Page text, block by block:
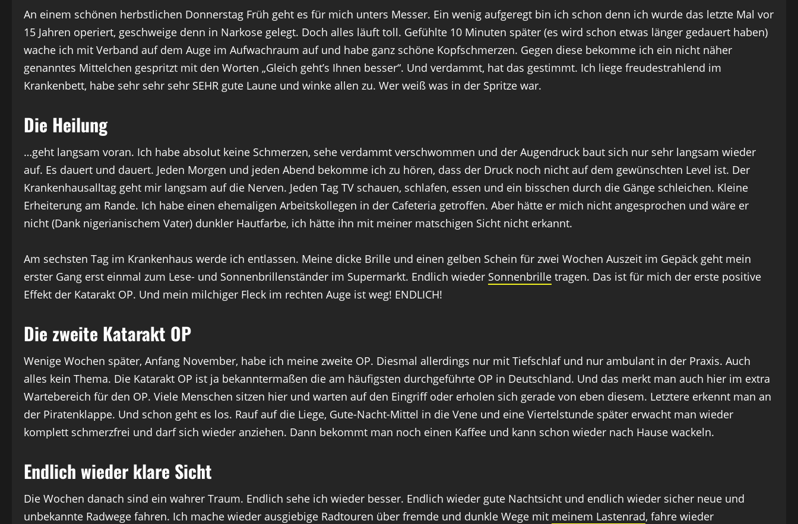
An einem schönen herbstlichen Donnerstag Früh geht es für mich unters Messer. Ein wenig aufgeregt bin ich schon denn ich wurde das letzte Mal vor
15 Jahren operiert, geschweige denn in Narkose gelegt. Doch alles läuft toll. Gefühlte 10 Minuten später (es wird schon etwas länger gedauert haben)
wache ich mit Verband auf dem Auge im Aufwachraum auf und habe ganz schöne Kopfschmerzen. Gegen diese bekomme ich ein nicht näher
genanntes Mittelchen gespritzt mit den Worten „Gleich geht’s Ihnen besser“. Und verdammt, hat das gestimmt. Ich liege freudestrahlend im
Krankenbett, habe sehr sehr sehr SEHR gute Laune und winke allen zu. Wer weiß was in der Spritze war.
Die Heilung
…geht langsam voran. Ich habe absolut keine Schmerzen, sehe verdammt verschwommen und der Augendruck baut sich nur sehr langsam wieder
auf. Es dauert und dauert. Jeden Morgen und jeden Abend bekomme ich zu hören, dass der Druck noch nicht auf dem gewünschten Level ist. Der
Krankenhausalltag geht mir langsam auf die Nerven. Jeden Tag TV schauen, schlafen, essen und ein bisschen durch die Gänge schleichen. Kleine
Erheiterung am Rande. Ich habe einen ehemaligen Arbeitskollegen in der Cafeteria getroffen. Aber hätte er mich nicht angesprochen und wäre er
nicht (Dank nigerianischem Vater) dunkler Hautfarbe, ich hätte ihn mit meiner matschigen Sicht nicht erkannt.
Am sechsten Tag im Krankenhaus werde ich entlassen. Meine dicke Brille und einen gelben Schein für zwei Wochen Auszeit im Gepäck geht mein
erster Gang erst einmal zum Lese- und Sonnenbrillenständer im Supermarkt. Endlich wieder Sonnenbrille tragen. Das ist für mich der erste positive
Effekt der Katarakt OP. Und mein milchiger Fleck im rechten Auge ist weg! ENDLICH!
Die zweite Katarakt OP
Wenige Wochen später, Anfang November, habe ich meine zweite OP. Diesmal allerdings nur mit Tiefschlaf und nur ambulant in der Praxis. Auch
alles kein Thema. Die Katarakt OP ist ja bekanntermaßen die am häufigsten durchgeführte OP in Deutschland. Und das merkt man auch hier im extra
Wartebereich für den OP. Viele Menschen sitzen hier und warten auf den Eingriff oder erholen sich gerade von eben diesem. Letztere erkennt man an
der Piratenklappe. Und schon geht es los. Rauf auf die Liege, Gute-Nacht-Mittel in die Vene und eine Viertelstunde später erwacht man wieder
komplett schmerzfrei und darf sich wieder anziehen. Dann bekommt man noch einen Kaffee und kann schon wieder nach Hause wackeln.
Endlich wieder klare Sicht
Die Wochen danach sind ein wahrer Traum. Endlich sehe ich wieder besser. Endlich wieder gute Nachtsicht und endlich wieder sicher neue und
unbekannte Radwege fahren. Ich mache wieder ausgiebige Radtouren über fremde und dunkle Wege mit meinem Lastenrad, fahre wieder